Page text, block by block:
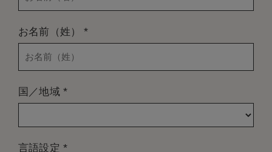
お名前（姓）*
国／地域 *
言語設定 *